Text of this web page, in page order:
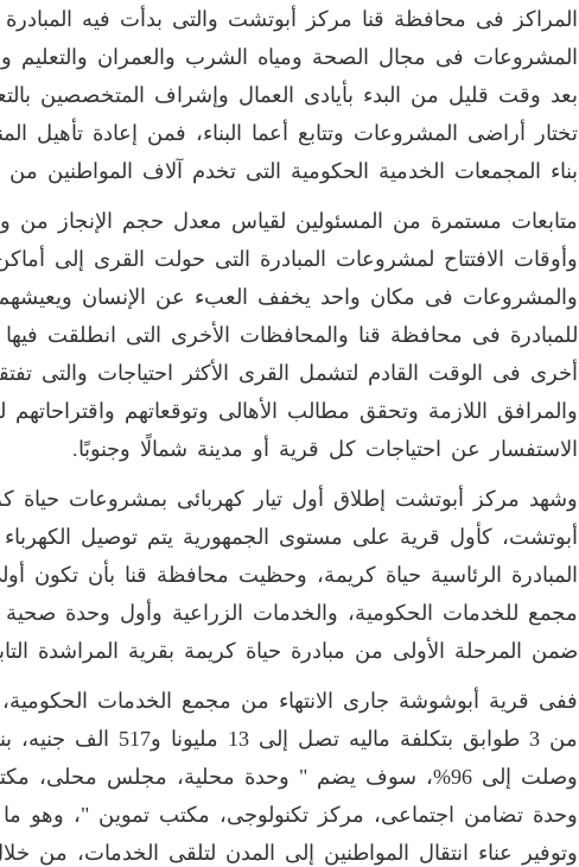
المراكز فى محافظة قنا مركز أبوتشت والتى بدأت فيه المبادرة
المشروعات فى مجال الصحة ومياه الشرب والعمران والتعليم
بعد وقت قليل من البدء بأيادى العمال وإشراف المتخصصين
تختار أراضى المشروعات وتتابع أعما البناء، فمن إعادة تأهيل
بناء المجمعات الخدمية الحكومية التى تخدم آلاف المواطنين من
متابعات مستمرة من المسئولين لقياس معدل حجم الإنجاز من
وأوقات الافتتاح لمشروعات المبادرة التى حولت القرى إلى
والمشروعات فى مكان واحد يخفف العبء عن الإنسان ويعيشهم
للمبادرة فى محافظة قنا والمحافظات الأخرى التى انطلقت فيها
أخرى فى الوقت القادم لتشمل القرى الأكثر احتياجات والتى
والمرافق اللازمة وتحقق مطالب الأهالى وتوقعاتهم
الاستفسار عن احتياجات كل قرية أو مدينة شمالًا وجنوبًا.
وشهد مركز أبوتشت إطلاق أول تيار كهربائى بمشروعات حياة
أبوتشت، كأول قرية على مستوى الجمهورية يتم توصيل
المبادرة الرئاسية حياة كريمة، وحظيت محافظة قنا بأن تكون
مجمع للخدمات الحكومية، والخدمات الزراعية وأول وحدة
ضمن المرحلة الأولى من مبادرة حياة كريمة بقرية المراشدة
من 3 طوابق بتكلفة
وصلت إلى 96%، سوف يضم " وحدة محلية، مجلس
وحدة تضامن اجتماعى، مركز تكنولوجى، مكتب تموين "، وهو
وتوفير عناء انتقال المواطنين إلى المدن لتلقى الخدمات، من